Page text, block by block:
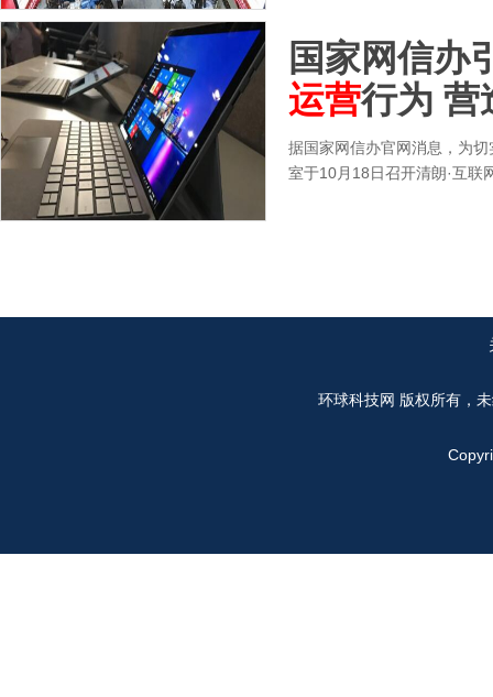
国家网信办
运营行为 营
据国家网信办官网消息，为切
室于10月18日召开清朗·互联
环球科技网 版权所有，